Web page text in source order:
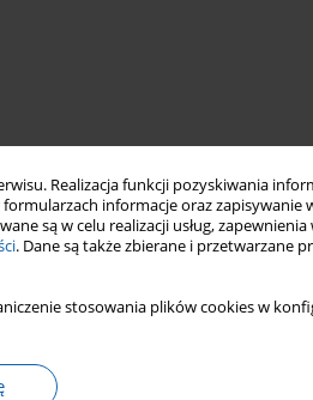
Realizacja funkcji pozyskiwania
informacje oraz zapisywanie
są w celu realizacji usług,
. Dane są także zbierane i przetwarzane
stosowania plików cookies w